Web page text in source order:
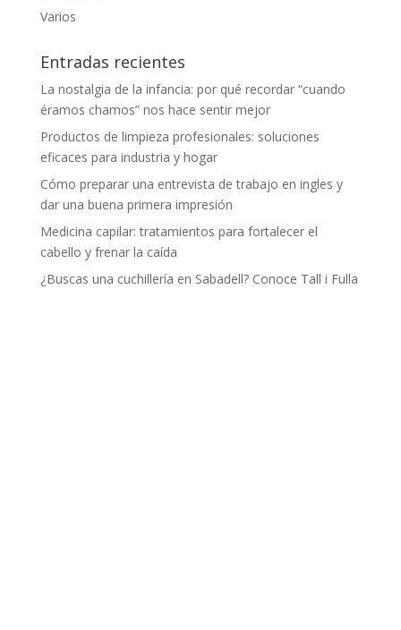
Varios
Entradas recientes
La nostalgia de la infancia: por qué recordar “cuando
éramos chamos” nos hace sentir mejor
Productos de limpieza profesionales: soluciones
eficaces para industria y hogar
Cómo preparar una entrevista de trabajo en ingles y
dar una buena primera impresión
Medicina capilar: tratamientos para fortalecer el
cabello y frenar la caída
¿Buscas una cuchillería en Sabadell? Conoce Tall i Fulla